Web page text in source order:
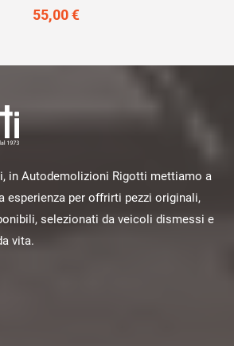
55,00 €
in Autodemolizioni Rigotti mettiamo a
esperienza per offrirti pezzi originali,
selezionati da veicoli dismessi e
vita.